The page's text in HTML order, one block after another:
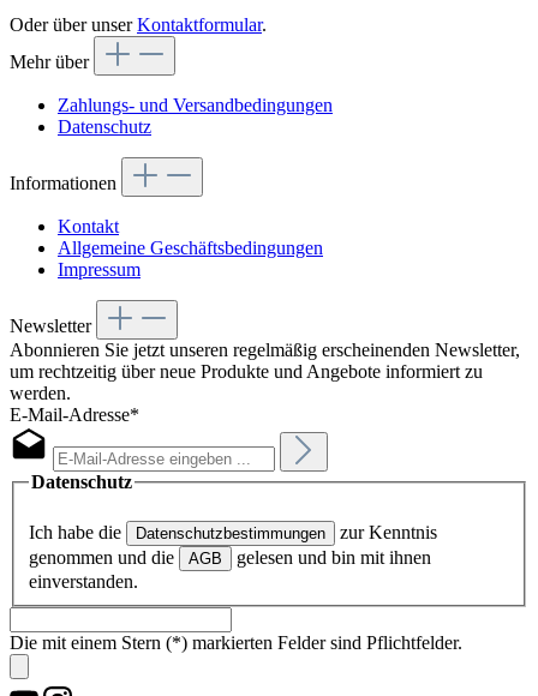
Oder über unserKontaktformular.
Mehr über
Zahlungs- und Versandbedingungen
Datenschutz
Informationen
Kontakt
Allgemeine Geschäftsbedingungen
Impressum
Newsletter
Abonnieren Sie jetzt unseren regelmäßig erscheinenden Newsletter,
um rechtzeitig über neue Produkte und Angebote informiert zu
werden.
E-Mail-Adresse*
Datenschutz
Ich habe die Datenschutzbestimmungen
zur Kenntnis
genommen und die
AGB
gelesen und bin mit ihnen
einverstanden.
Die mit einem Stern (*) markierten Felder sind Pflichtfelder.